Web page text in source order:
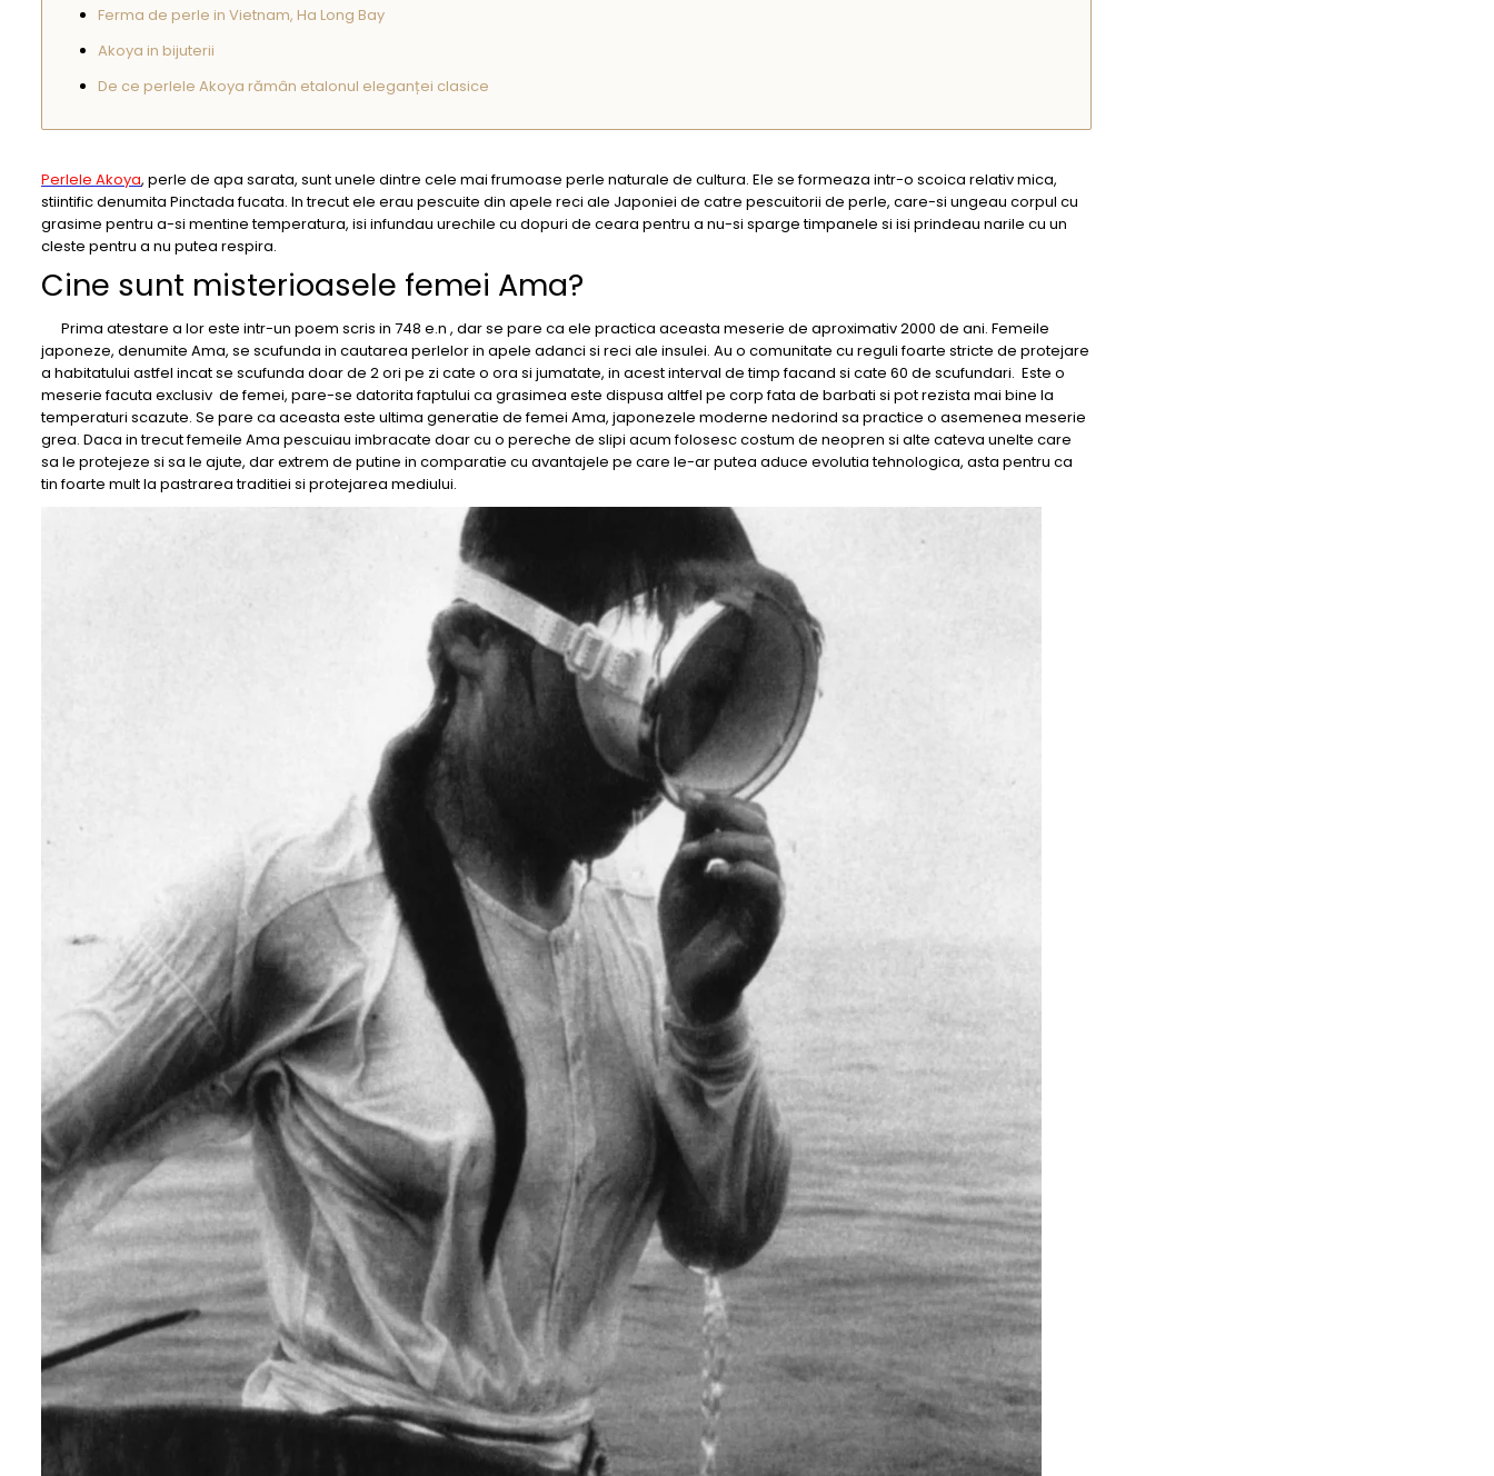
Ferma de perle in Vietnam, Ha Long Bay
Akoya in bijuterii
De ce perlele Akoya rămân etalonul eleganței clasice
Perlele Akoya, perle de apa sarata, sunt unele dintre cele mai frumoase perle naturale de cultura. Ele se formeaza intr-o scoica relativ mica,
stiintific denumita Pinctada fucata. In trecut ele erau pescuite din apele reci ale Japoniei de catre pescuitorii de perle, care-si ungeau corpul cu
grasime pentru a-si mentine temperatura, isi infundau urechile cu dopuri de ceara pentru a nu-si sparge timpanele si isi prindeau narile cu un
cleste pentru a nu putea respira.
Cine sunt misterioasele femei Ama?
Prima atestare a lor este intr-un poem scris in 748 e.n , dar se pare ca ele practica aceasta meserie de aproximativ 2000 de ani. Femeile
japoneze, denumite Ama, se scufunda in cautarea perlelor in apele adanci si reci ale insulei. Au o comunitate cu reguli foarte stricte de protejare
a habitatului astfel incat se scufunda doar de 2 ori pe zi cate o ora si jumatate, in acest interval de timp facand si cate 60 de scufundari. Este o
meserie facuta exclusiv de femei, pare-se datorita faptului ca grasimea este dispusa altfel pe corp fata de barbati si pot rezista mai bine la
temperaturi scazute. Se pare ca aceasta este ultima generatie de femei Ama, japonezele moderne nedorind sa practice o asemenea meserie
grea. Daca in trecut femeile Ama pescuiau imbracate doar cu o pereche de slipi acum folosesc costum de neopren si alte cateva unelte care
sa le protejeze si sa le ajute, dar extrem de putine in comparatie cu avantajele pe care le-ar putea aduce evolutia tehnologica, asta pentru ca
tin foarte mult la pastrarea traditiei si protejarea mediului.